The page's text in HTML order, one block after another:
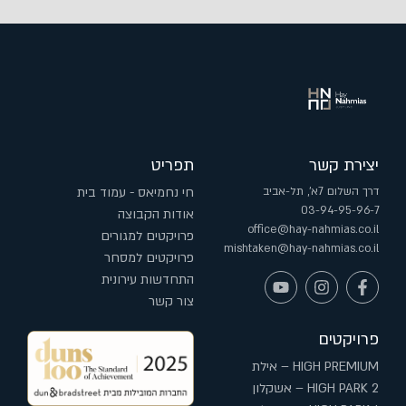
יצירת קשר
דרך השלום 7א', תל-אביב
03-94-95-96-7
office@hay-nahmias.co.il
mishtaken@hay-nahmias.co.il
תפריט
חי נחמיאס - עמוד בית
אודות הקבוצה
פרויקטים למגורים
פרויקטים למסחר
התחדשות עירונית
צור קשר
פרויקטים
HIGH PREMIUM – אילת
HIGH PARK 2 – אשקלון